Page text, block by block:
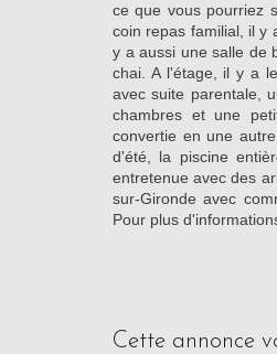
ce que vous pourriez
coin repas familial, il y
y a aussi une salle de
chai. A l'étage, il y a
avec suite parentale,
chambres et une
convertie en une
d'été, la piscine
entretenue avec des
sur-Gironde avec
Pour plus
cette annonce